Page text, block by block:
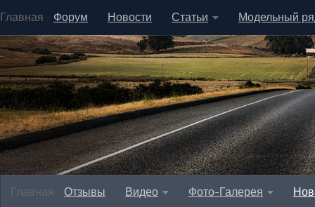
Главная Форум Новости Статьи Модельный
Главная Отзывы Видео Фото-Галерея